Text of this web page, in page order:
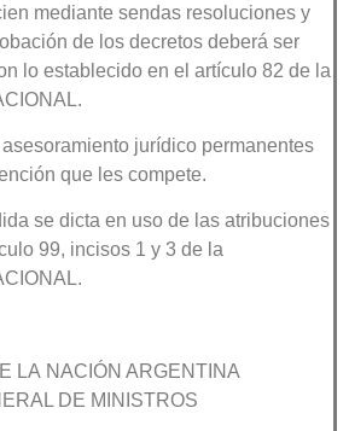
mediante sendas resoluciones y
de los decretos deberá ser
lo establecido en el artículo 82 de la
jurídico permanentes
que les compete.
se dicta en uso de las atribuciones
99, incisos 1 y 3 de la
LA NACIÓN ARGENTINA
DE MINISTROS